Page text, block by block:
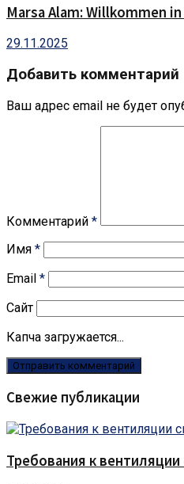
Marsa Alam: Willkommen
29.11.2025
Добавить комментарий
Ваш адрес email не будет
Комментарий *
Имя *
Email *
Сайт
Капча загружается...
Свежие публикации
Требования к